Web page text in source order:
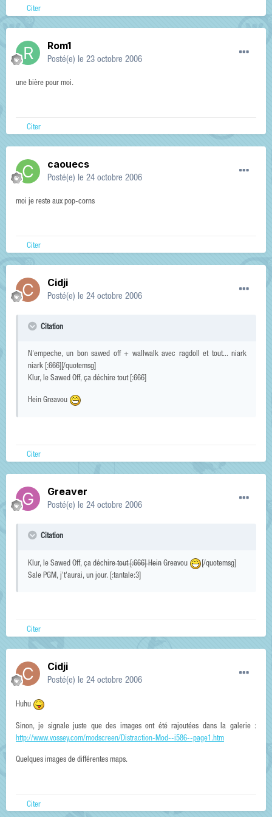
Citer
Rom1
Posté(e) le 23 octobre 2006
une bière pour moi.
Citer
caouecs
Posté(e) le 24 octobre 2006
moi je reste aux pop-corns
Citer
Cidji
Posté(e) le 24 octobre 2006
Citation
N'empeche, un bon sawed off + wallwalk avec ragdoll et tout... niark
niark [:666][/quotemsg]
Klur, le Sawed Off, ça déchire tout [:666]
Hein Greavou
Citer
Greaver
Posté(e) le 24 octobre 2006
Citation
Klur, le Sawed Off, ça déchiretout [:666] Hein Greavou
[/quotemsg]
Sale PGM, j't'aurai, un jour. [:tantale:3]
Citer
Cidji
Posté(e) le 24 octobre 2006
Huhu
Sinon, je signale juste que des images ont été rajoutées dans la galerie :
http://www.vossey.com/modscreen/Distraction-Mod--i586--page1.htm
Quelques images de différentes maps.
Citer